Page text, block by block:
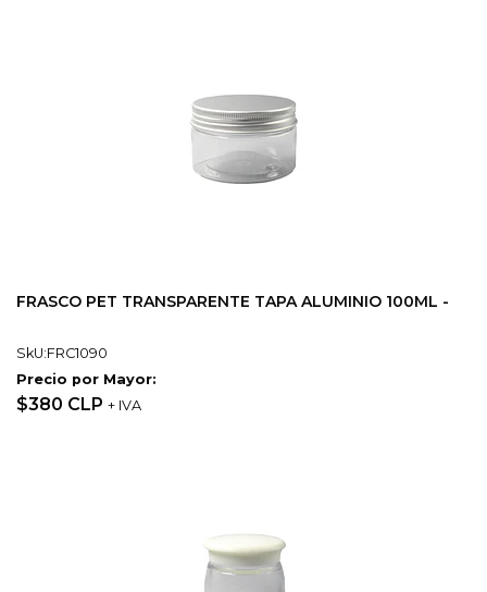
FRASCO PET TRANSPARENTE TAPA ALUMINIO 100ML -
SkU:FRC1090
Precio por Mayor:
$380 CLP + IVA